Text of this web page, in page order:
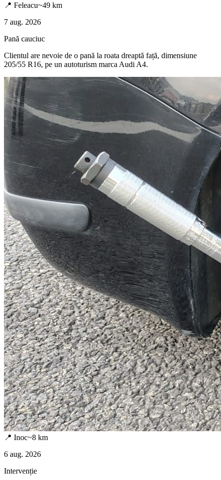
📍 Feleacu~49 km
7 aug. 2026
Pană cauciuc
Clientul are nevoie de o pană la roata dreaptă față, dimensiune
205/55 R16, pe un autoturism marca Audi A4.
📍 Inoc~8 km
6 aug. 2026
Intervenție